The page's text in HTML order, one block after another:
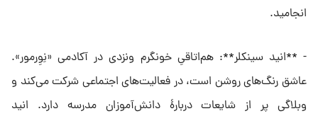
انجامید.
- **انید سینکلر**: هم‌اتاقیِ خونگرم ونزدی در آکادمی «نِوِرمور».
عاشق رنگ‌های روشن است، در فعالیت‌های اجتماعی شرکت می‌کند و
وبلاگی پر از شایعات دربارهٔ دانش‌آموزان مدرسه دارد. انید